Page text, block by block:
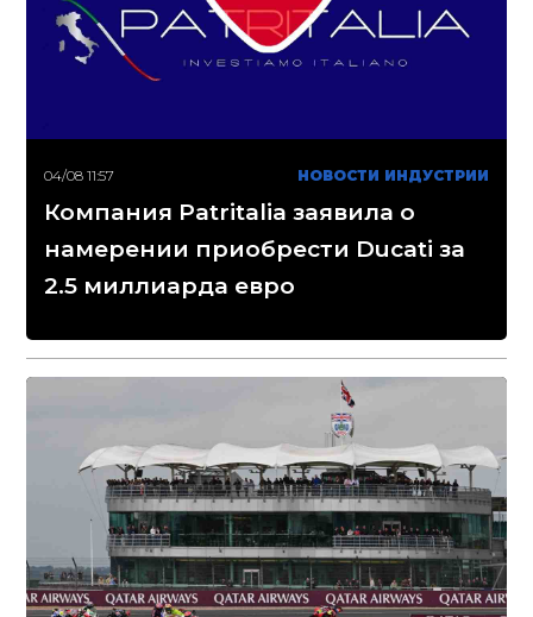
04/08 11:57 НОВОСТИ ИНДУСТРИИ
Компания Patritalia заявила о
намерении приобрести Ducati за
2.5 миллиарда евро